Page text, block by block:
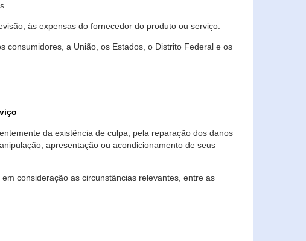
às expensas do fornecedor do produto ou serviço.
consumidores, a União, os Estados, o Distrito Federal e os
da existência de culpa, pela reparação dos danos
apresentação ou acondicionamento de seus
consideração as circunstâncias relevantes, entre as